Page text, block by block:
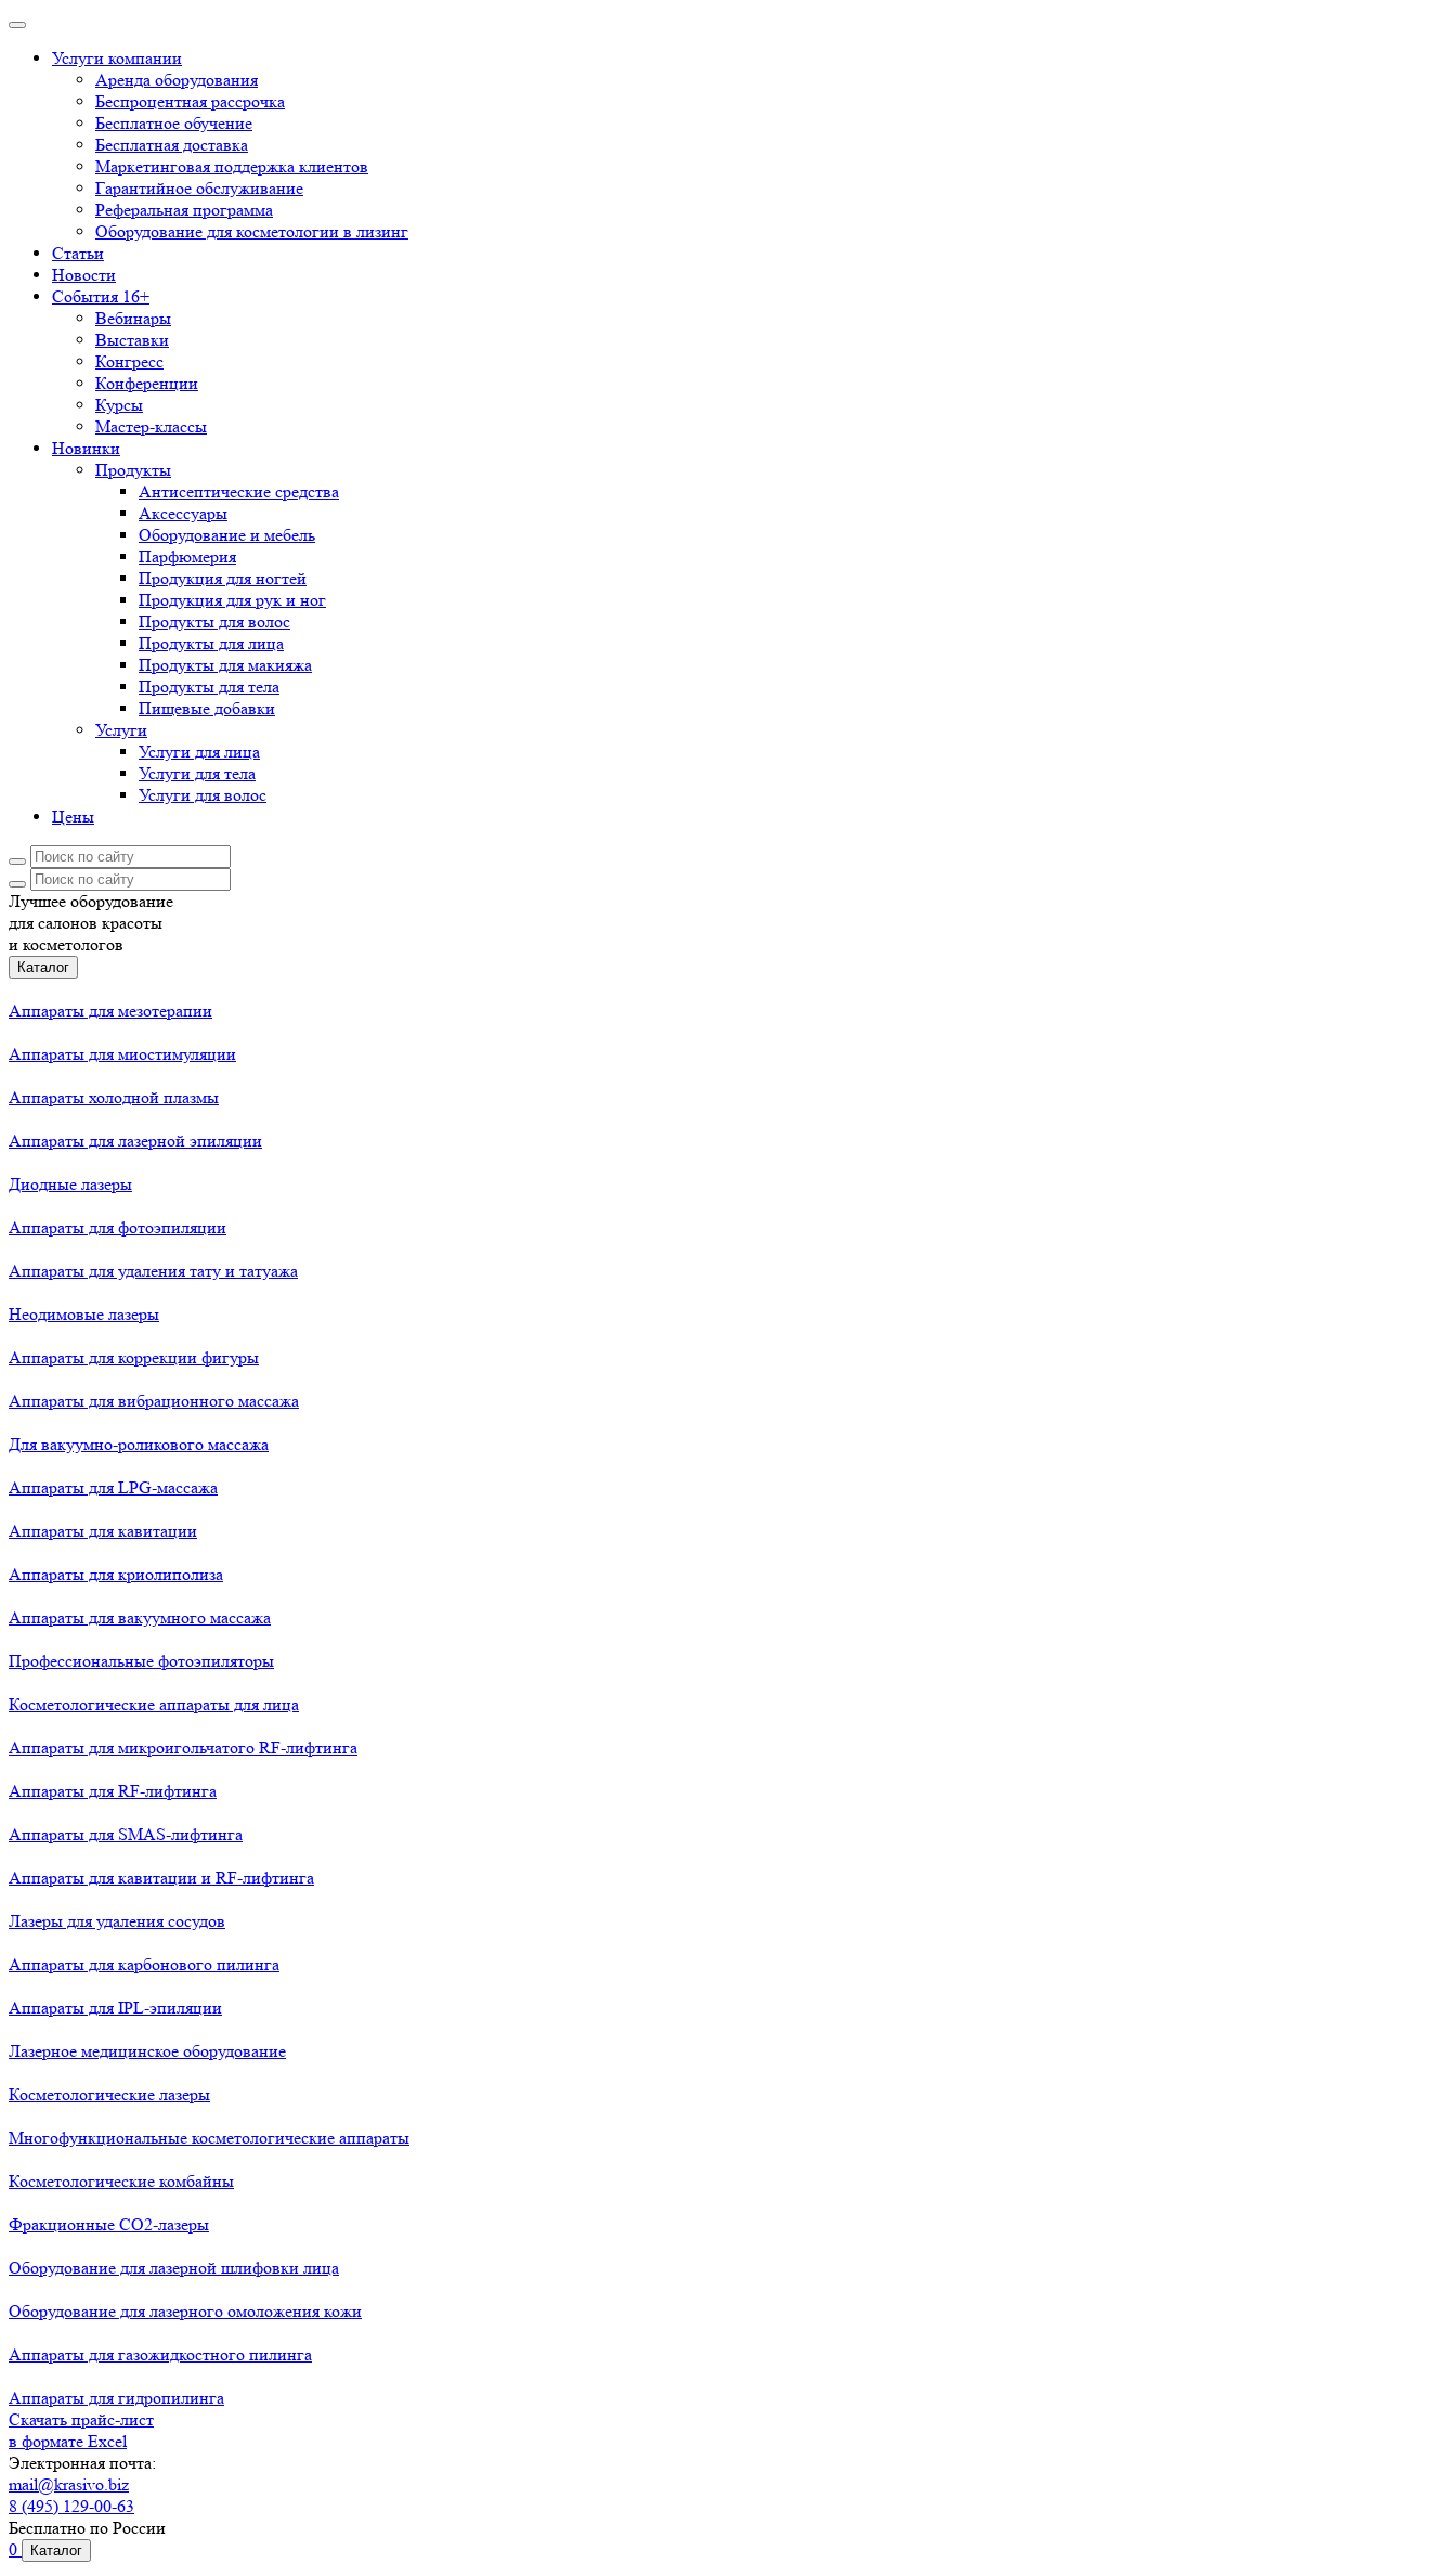
Услуги компании
Аренда оборудования
Беспроцентная рассрочка
Бесплатное обучение
Бесплатная доставка
Маркетинговая поддержка клиентов
Гарантийное обслуживание
Реферальная программа
Оборудование для косметологии в лизинг
Статьи
Новости
События 16+
Вебинары
Выставки
Конгресс
Конференции
Курсы
Мастер-классы
Новинки
Продукты
Антисептические средства
Аксессуары
Оборудование и мебель
Парфюмерия
Продукция для ногтей
Продукция для рук и ног
Продукты для волос
Продукты для лица
Продукты для макияжа
Продукты для тела
Пищевые добавки
Услуги
Услуги для лица
Услуги для тела
Услуги для волос
Цены
Лучшее оборудование
для салонов красоты
и косметологов
Каталог
Аппараты для мезотерапии
Аппараты для миостимуляции
Аппараты холодной плазмы
Аппараты для лазерной эпиляции
Диодные лазеры
Аппараты для фотоэпиляции
Аппараты для удаления тату и татуажа
Неодимовые лазеры
Аппараты для коррекции фигуры
Аппараты для вибрационного массажа
Для вакуумно-роликового массажа
Аппараты для LPG-массажа
Аппараты для кавитации
Аппараты для криолиполиза
Аппараты для вакуумного массажа
Профессиональные фотоэпиляторы
Косметологические аппараты для лица
Аппараты для микроигольчатого RF-лифтинга
Аппараты для RF-лифтинга
Аппараты для SMAS-лифтинга
Аппараты для кавитации и RF-лифтинга
Лазеры для удаления сосудов
Аппараты для карбонового пилинга
Аппараты для IPL-эпиляции
Лазерное медицинское оборудование
Косметологические лазеры
Многофункциональные косметологические аппараты
Косметологические комбайны
Фракционные СО2-лазеры
Оборудование для лазерной шлифовки лица
Оборудование для лазерного омоложения кожи
Аппараты для газожидкостного пилинга
Аппараты для гидропилинга
Скачать прайс-лист
в формате Excel
Электронная почта:
mail@krasivo.biz
8 (495) 129-00-63
Бесплатно по России
0
Каталог